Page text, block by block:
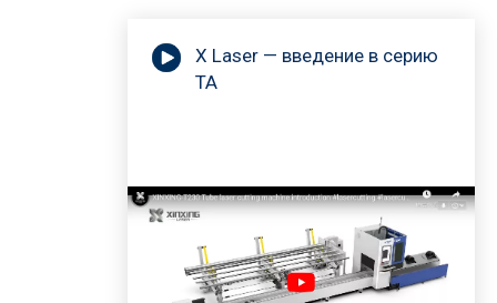
X Laser — введение в серию
TA